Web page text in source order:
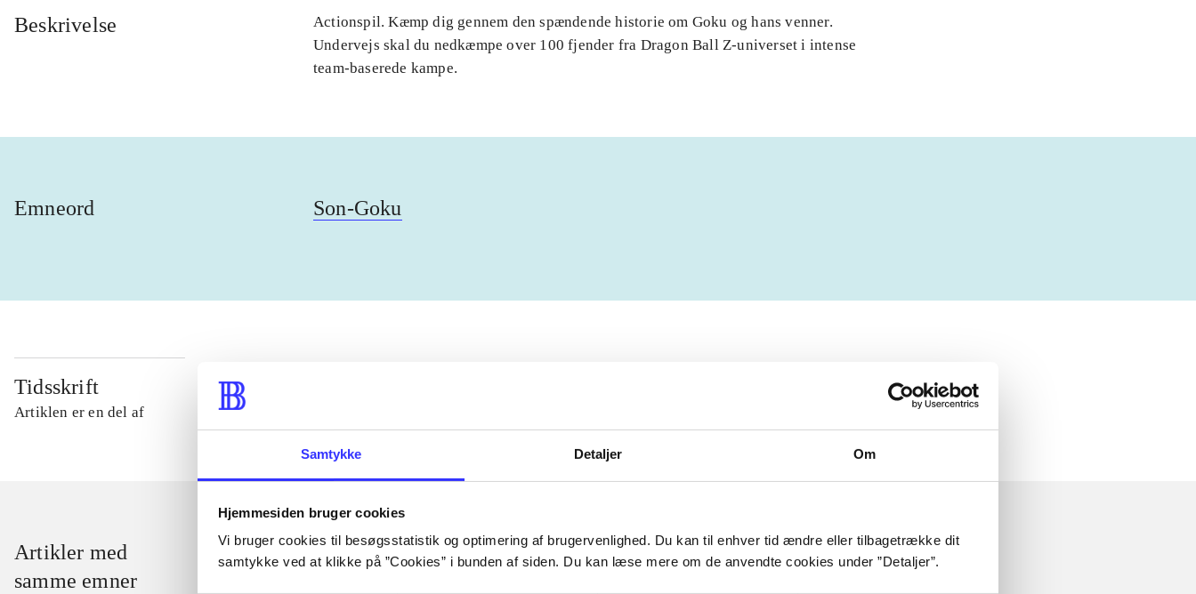
Samtykke Detaljer Om
Hjemmesiden bruger cookies
Vi bruger cookies til besøgsstatistik og optimering af brugervenlighed. Du kan til enhver tid ændre eller tilbagetrække dit
samtykke ved at klikke på ”Cookies” i bunden af siden. Du kan læse mere om de anvendte cookies under ”Detaljer”.
Beskrivelse
Actionspil. Kæmp dig gennem den spændende historie om Goku og hans venner.
Undervejs skal du nedkæmpe over 100 fjender fra Dragon Ball Z-universet i intense
team-baserede kampe.
Emneord Son-Goku
Tidsskrift
Artiklen er en del af
Artikler med
samme emner